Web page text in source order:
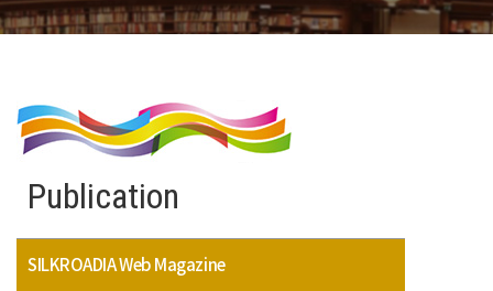
Publication
SILKROADIA Web Magazine